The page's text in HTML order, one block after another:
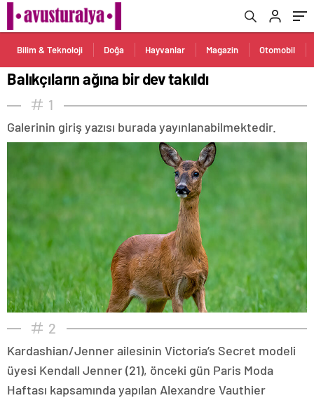
Bilim & Teknoloji Doğa Hayvanlar Magazin Otomobil
Balıkçıların ağına bir dev takıldı
1
Galerinin giriş yazısı burada yayınlanabilmektedir.
2
Kardashian/Jenner ailesinin Victoria’s Secret modeli
üyesi Kendall Jenner (21), önceki gün Paris Moda
Haftası kapsamında yapılan Alexandre Vauthier